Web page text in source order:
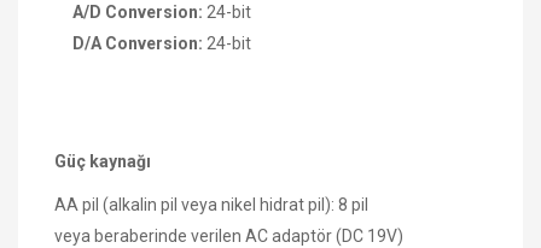
A/D Conversion: 24-bit
D/A Conversion: 24-bit
Güç kaynağı
AA pil (alkalin pil veya nikel hidrat pil): 8 pil
veya beraberinde verilen AC adaptör (DC 19V)